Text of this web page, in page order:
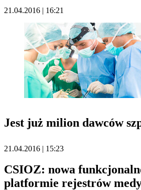
21.04.2016 | 16:21
Jest już milion dawców
21.04.2016 | 15:23
CSIOZ: nowa
platformie rejestrów